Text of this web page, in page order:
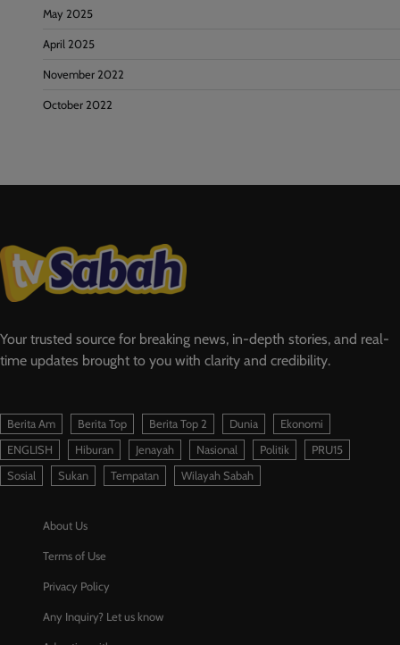
May 2025
April 2025
November 2022
October 2022
Your trusted source for breaking news, in-depth stories, and real-
time updates brought to you with clarity and credibility.
Berita Am Berita Top Berita Top 2 Dunia
Ekonomi
ENGLISH
Hiburan Jenayah Nasional Politik
PRU15
Sosial
Sukan Tempatan Wilayah Sabah
About Us
Terms of Use
Privacy Policy
Any Inquiry? Let us know